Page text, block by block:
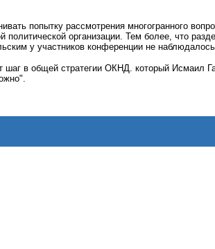
попытку рассмотрения многогранного
политической организации. Тем более, что
у участников конференции не наблюдалось.
шаг в общей стратегии ОКНД. который Исмаил